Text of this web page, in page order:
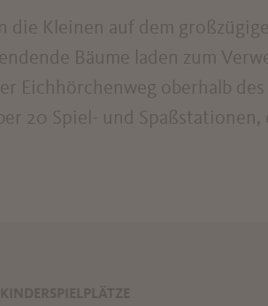
die Kleinen auf dem
Bäume laden zum
Eichhörchenweg oberhalb
20 Spiel- und